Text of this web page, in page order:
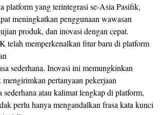
platform yang terintegrasi se-Asia Pasifik,
meningkatkan penggunaan wawasan
produk, dan inovasi dengan cepat.
telah memperkenalkan fitur baru di platform
sederhana. Inovasi ini memungkinkan
pertanyaan pekerjaan
sederhana atau kalimat lengkap di platform,
perlu hanya mengandalkan frasa kata kunci